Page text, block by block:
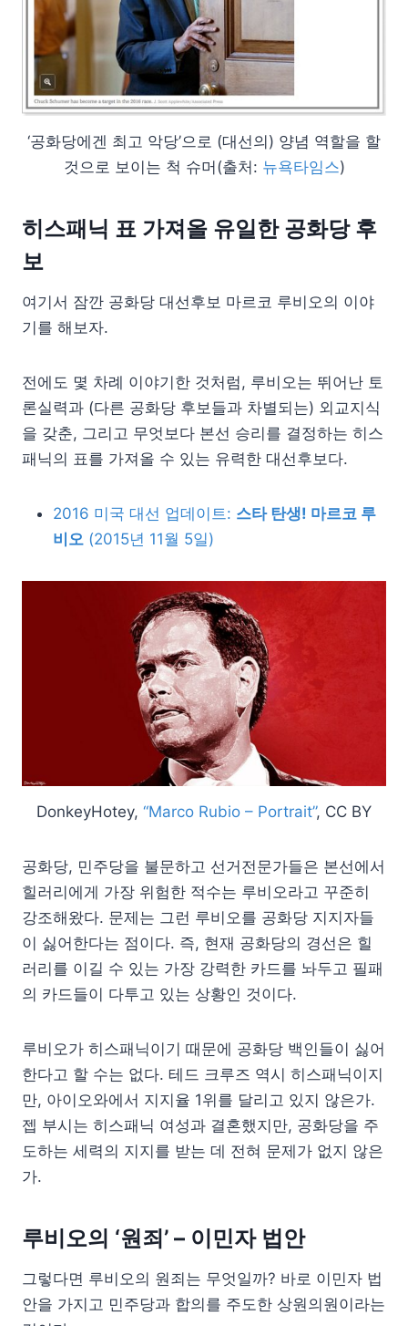
‘공화당에겐 최고 악당’으로 (대선의) 양념 역할을 할
것으로 보이는 척 슈머(출처: 뉴욕타임스)
히스패닉 표 가져올 유일한 공화당 후
보
여기서 잠깐 공화당 대선후보 마르코 루비오의 이야
기를 해보자.
전에도 몇 차례 이야기한 것처럼, 루비오는 뛰어난 토
론실력과 (다른 공화당 후보들과 차별되는) 외교지식
을 갖춘, 그리고 무엇보다 본선 승리를 결정하는 히스
패닉의 표를 가져올 수 있는 유력한 대선후보다.
2016 미국 대선 업데이트: 스타 탄생! 마르코 루
비오 (2015년 11월 5일)
DonkeyHotey, “Marco Rubio – Portrait”, CC BY
공화당, 민주당을 불문하고 선거전문가들은 본선에서
힐러리에게 가장 위험한 적수는 루비오라고 꾸준히
강조해왔다. 문제는 그런 루비오를 공화당 지지자들
이 싫어한다는 점이다. 즉, 현재 공화당의 경선은 힐
러리를 이길 수 있는 가장 강력한 카드를 놔두고 필패
의 카드들이 다투고 있는 상황인 것이다.
루비오가 히스패닉이기 때문에 공화당 백인들이 싫어
한다고 할 수는 없다. 테드 크루즈 역시 히스패닉이지
만, 아이오와에서 지지율 1위를 달리고 있지 않은가.
젭 부시는 히스패닉 여성과 결혼했지만, 공화당을 주
도하는 세력의 지지를 받는 데 전혀 문제가 없지 않은
가.
루비오의 ‘원죄’ – 이민자 법안
그렇다면 루비오의 원죄는 무엇일까? 바로 이민자 법
안을 가지고 민주당과 합의를 주도한 상원의원이라는